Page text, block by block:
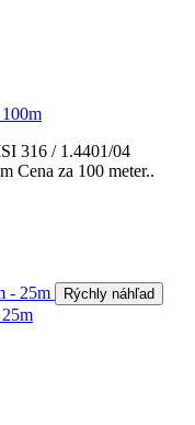
316 / 1.4401/04
Cena za 100 meter..
Rýchly náhľad